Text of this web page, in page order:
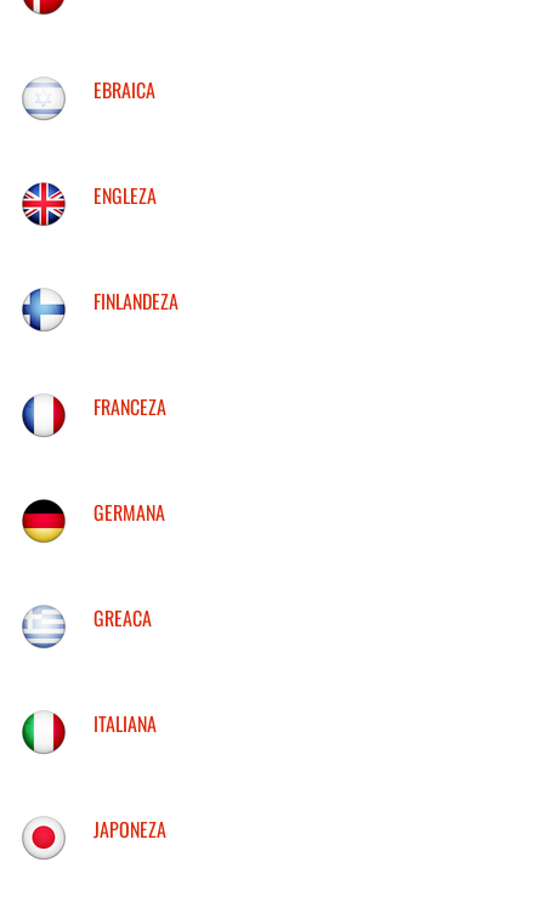
EBRAICA
ENGLEZA
FINLANDEZA
FRANCEZA
GERMANA
GREACA
ITALIANA
JAPONEZA